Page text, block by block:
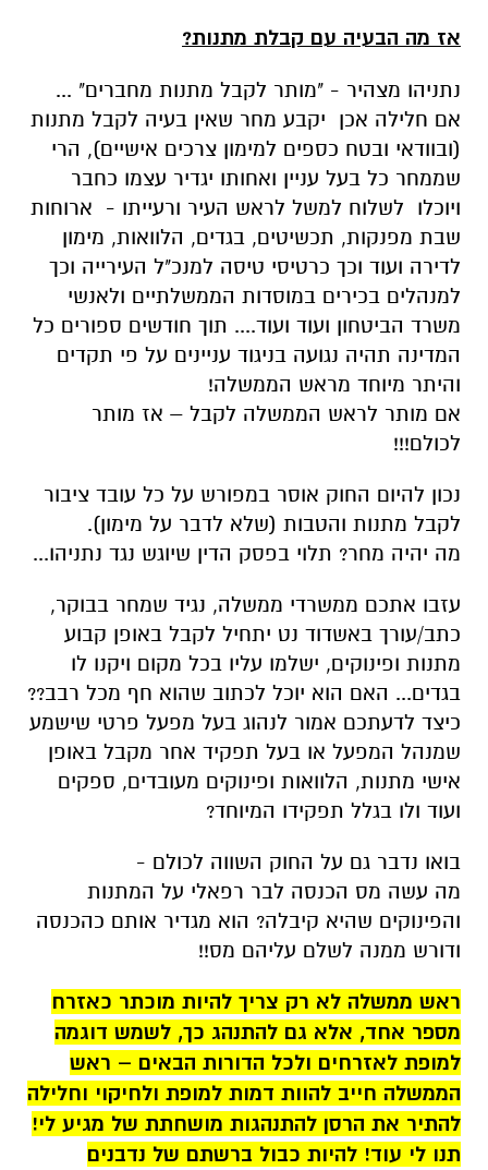
אז מה הבעיה עם קבלת מתנות?
נתניהו מצהיר - "מותר לקבל מתנות מחברים" ...
אם חלילה אכן יקבע מחר שאין בעיה לקבל מתנות
(ובוודאי ובטח כספים למימון צרכים אישיים), הרי
שממחר כל בעל עניין ואחותו יגדיר עצמו כחבר
ויוכלו לשלוח למשל לראש העיר ורעייתו - ארוחות
שבת מפנקות, תכשיטים, בגדים, הלוואות, מימון
לדירה ועוד וכך כרטיסי טיסה למנכ"ל העירייה וכך
למנהלים בכירים במוסדות הממשלתיים ולאנשי
משרד הביטחון ועוד ועוד.... תוך חודשים ספורים כל
המדינה תהיה נגועה בניגוד עניינים על פי תקדים
והיתר מיוחד מראש הממשלה!
אם מותר לראש הממשלה לקבל – אז מותר
לכולם!!!
נכון להיום החוק אוסר במפורש על כל עובד ציבור
לקבל מתנות והטבות (שלא לדבר על מימון).
מה יהיה מחר? תלוי בפסק הדין שיוגש נגד נתניהו...
עזבו אתכם ממשרדי ממשלה, נגיד שמחר בבוקר,
כתב/עורך באשדוד נט יתחיל לקבל באופן קבוע
מתנות ופינוקים, ישלמו עליו בכל מקום ויקנו לו
בגדים... האם הוא יוכל לכתוב שהוא חף מכל רבב??
כיצד לדעתכם אמור לנהוג בעל מפעל פרטי שישמע
שמנהל המפעל או בעל תפקיד אחר מקבל באופן
אישי מתנות, הלוואות ופינוקים מעובדים, ספקים
ועוד ולו בגלל תפקידו המיוחד?
בואו נדבר גם על החוק השווה לכולם -
מה עשה מס הכנסה לבר רפאלי על המתנות
והפינוקים שהיא קיבלה? הוא מגדיר אותם כהכנסה
ודורש ממנה לשלם עליהם מס!!
ראש ממשלה לא רק צריך להיות מוכתר כאזרח
מספר אחד, אלא גם להתנהג כך, לשמש דוגמה
למופת לאזרחים ולכל הדורות הבאים – ראש
הממשלה חייב להוות דמות למופת ולחיקוי וחלילה
להתיר את הרסן להתנהגות מושחתת של מגיע לי!
תנו לי עוד! להיות כבול ברשתם של נדבנים